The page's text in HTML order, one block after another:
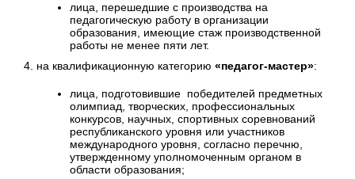
лица, перешедшие с производства на
педагогическую работу в организации
образования, имеющие стаж производственной
работы не менее пяти лет.
4. на квалификационную категорию «педагог-мастер»:
лица, подготовившие победителей предметных
олимпиад, творческих, профессиональных
конкурсов, научных, спортивных соревнований
республиканского уровня или участников
международного уровня, согласно перечню,
утвержденному уполномоченным органом в
области образования;